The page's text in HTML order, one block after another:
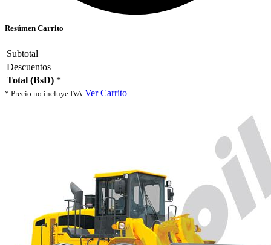
Resúmen Carrito
Subtotal
Descuentos
Total (BsD) *
* Precio no incluye IVA Ver Carrito